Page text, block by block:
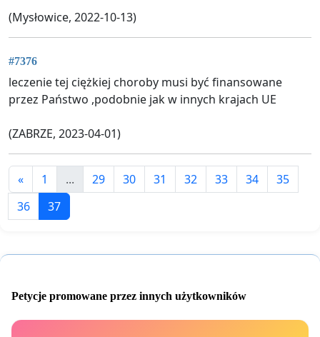
(Mysłowice, 2022-10-13)
#7376
leczenie tej ciężkiej choroby musi być finansowane
przez Państwo ,podobnie jak w innych krajach UE
(ZABRZE, 2023-04-01)
« 1 ... 29 30 31 32 33 34
35
36
37
Petycje promowane przez innych użytkowników